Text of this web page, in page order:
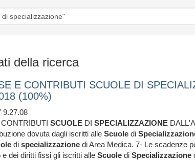
della ricerca
E CONTRIBUTI SCUOLE DI
(100%)
9.27.08
SCUOLE DI SPECIALIZZAZIONE
dovuta dagli iscritti alle Scuole di
di specializzazione di Area Medica. 7- Le scadenze
e dei diritti fissi gli iscritti alle Scuole di Specializzazione